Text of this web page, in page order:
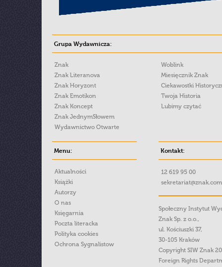
Grupa Wydawnicza:
Znak
Znak Literanova
Znak Horyzont
Znak Emotikon
Znak Koncept
Znak JednymSłowem
Wydawnictwo Otwarte
Woblink
Miesięcznik Znak
Ciekawostki
Twoja Historia
Lubimy czytać
Menu:
Aktualności
Książki
Autorzy
O nas
Księgarnia
Poczta literacka
Polityka cookies
Ochrona Sygnalistow
Kontakt:
12 619 95 00
Społeczny Instytut
Znak Sp. z o.o.,
ul. Kościuszki 37,
30-105 Kraków
Copyright SIW Znak
Foreign Rights